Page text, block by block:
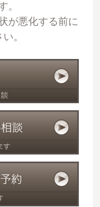
。
が悪化する前に
。